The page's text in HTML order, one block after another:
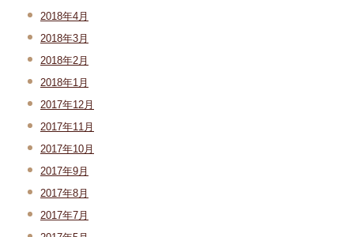
2018年4月
2018年3月
2018年2月
2018年1月
2017年12月
2017年11月
2017年10月
2017年9月
2017年8月
2017年7月